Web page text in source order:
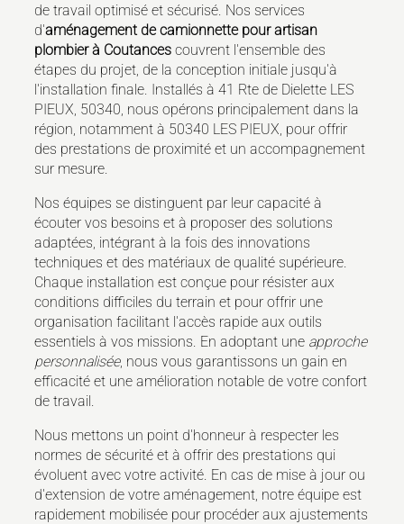
de travail optimisé et sécurisé. Nos services
d'aménagement de camionnette pour artisan
plombier à Coutances couvrent l'ensemble des
étapes du projet, de la conception initiale jusqu'à
l'installation finale. Installés à 41 Rte de Dielette LES
PIEUX, 50340, nous opérons principalement dans la
région, notamment à 50340 LES PIEUX, pour offrir
des prestations de proximité et un accompagnement
sur mesure.
Nos équipes se distinguent par leur capacité à
écouter vos besoins et à proposer des solutions
adaptées, intégrant à la fois des innovations
techniques et des matériaux de qualité supérieure.
Chaque installation est conçue pour résister aux
conditions difficiles du terrain et pour offrir une
organisation facilitant l'accès rapide aux outils
essentiels à vos missions. En adoptant une approche
personnalisée, nous vous garantissons un gain en
efficacité et une amélioration notable de votre confort
de travail.
Nous mettons un point d'honneur à respecter les
normes de sécurité et à offrir des prestations qui
évoluent avec votre activité. En cas de mise à jour ou
d'extension de votre aménagement, notre équipe est
rapidement mobilisée pour procéder aux ajustements